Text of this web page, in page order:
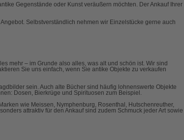
Gegenstände oder Kunst veräußern möchten. Der Ankauf Ihrer
Selbstverständlich nehmen wir Einzelstücke gerne auch
mehr – im Grunde also alles, was alt und schön ist. Wir sind
Sie uns einfach, wenn Sie antike Objekte zu verkaufen
sein. Auch alte Bücher sind häufig lohnenswerte Objekte
Dosen, Bierkrüge und Spirituosen zum Beispiel.
wie Meissen, Nymphenburg, Rosenthal, Hutschenreuther,
attraktiv für den Ankauf sind zudem Schmuck jeder Art sowie